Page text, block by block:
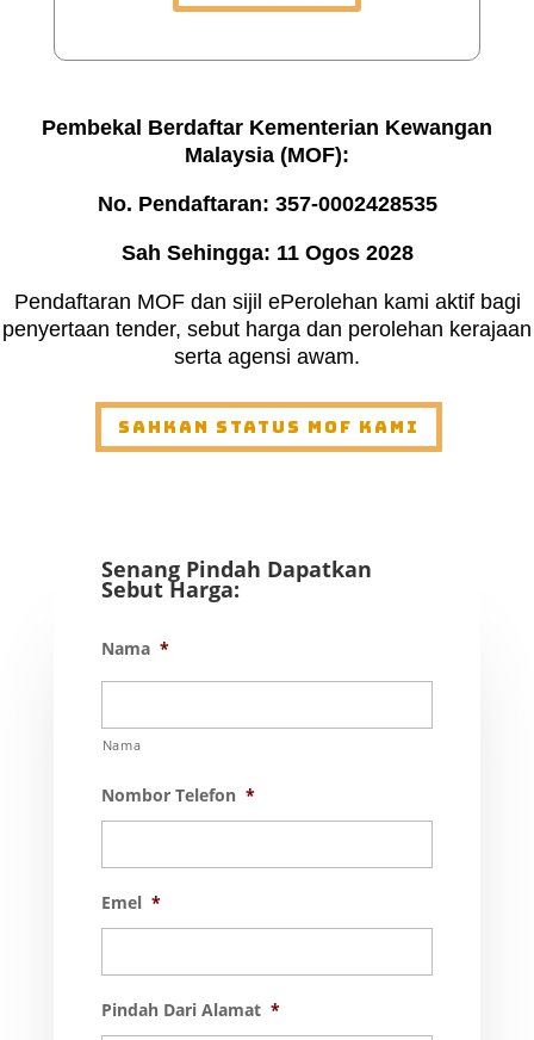
Pembekal Berdaftar Kementerian Kewangan
Malaysia (MOF):
No. Pendaftaran: 357-0002428535
Sah Sehingga: 11 Ogos 2028
Pendaftaran MOF dan sijil ePerolehan kami aktif bagi
penyertaan tender, sebut harga dan perolehan kerajaan
serta agensi awam.
Sahkan Status MOF Kami
Senang Pindah Dapatkan
Sebut Harga:
Nama *
Nama
Nombor Telefon *
Emel *
Pindah Dari Alamat *